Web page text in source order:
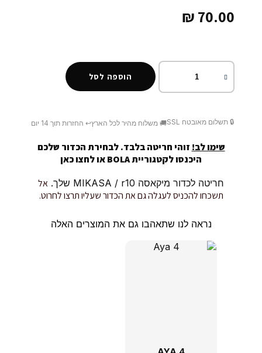
70.00
₪
הוספה לסל
🔒 תשלום מאובטח SSL 🚚 משלוח מהיר לכל הארץ↩️ החזרות תוך 14 יום
שימו לב! זוהי חריטה בלבד. לבחירת הכדור שלכם
היכנסו לקטגוריית BOLA או
לחצו כאן
חריטה לכדור מיקאסה MIKASA / r10 שלך.
אל
תשכחו להכניס לעגלה גם את הכדור שעליו תרצו לחרוט.
נראה לנו שתאהבו גם את המוצרים האלה